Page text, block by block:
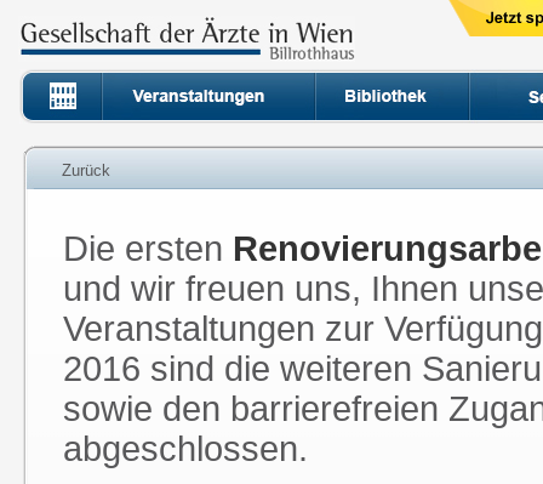
Zurück
Die ersten
und wir freuen uns, Ihnen
Veranstaltungen zur
2016 sind die weiteren
sowie den barrierefreien
abgeschlossen.